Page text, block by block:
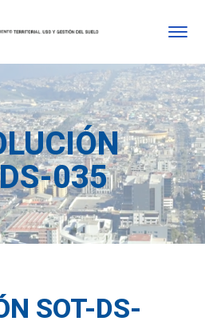
035
SOT-DS-